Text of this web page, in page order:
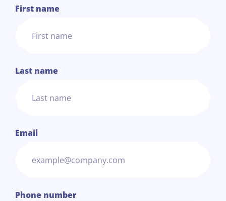
1
First name
Last name
Email
Phone number